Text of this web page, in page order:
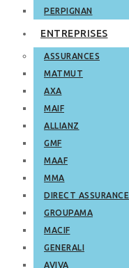
PERPIGNAN
ENTREPRISES
ASSURANCES
MATMUT
AXA
MAIF
ALLIANZ
GMF
MAAF
MMA
DIRECT ASSURANCE
GROUPAMA
MACIF
GENERALI
AVIVA